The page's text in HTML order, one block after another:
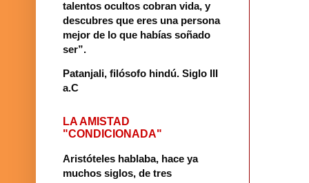
talentos ocultos cobran vida, y
descubres que eres una persona
mejor de lo que habías soñado
ser”.
Patanjali, filósofo hindú. Siglo III
a.C
LA AMISTAD
"CONDICIONADA"
Aristóteles hablaba, hace ya
muchos siglos, de tres